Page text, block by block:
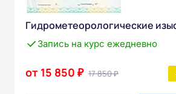
Гидрометеорологические
Запись на курс ежедневно
от 15 850 ₽ 17 850 ₽